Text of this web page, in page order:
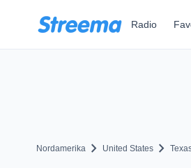
Radio
Nordamerika chevron_right United States chevron_right